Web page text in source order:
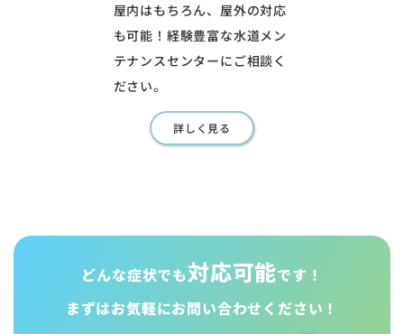
屋内はもちろん、屋外の対応
も可能！経験豊富な水道メン
テナンスセンターにご相談く
ださい。
詳しく見る
どんな症状でも対応可能です！
まずはお気軽にお問い合わせください！